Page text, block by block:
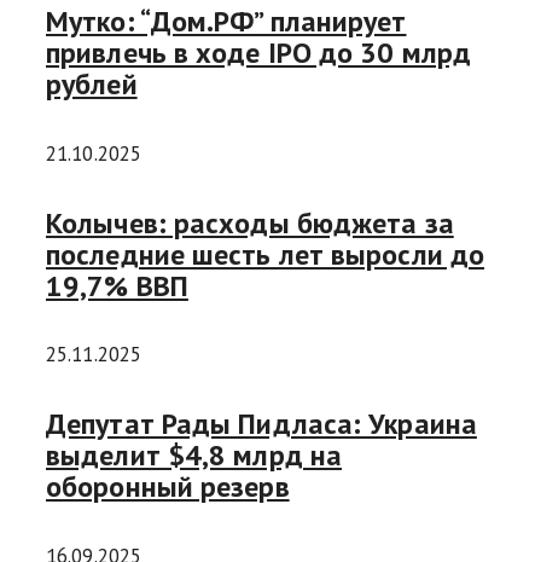
Мутко: “Дом.РФ” планирует
привлечь в ходе IPO до 30 млрд
рублей
21.10.2025
Колычев: расходы бюджета за
последние шесть лет выросли до
19,7% ВВП
25.11.2025
Депутат Рады Пидласа: Украина
выделит $4,8 млрд на
оборонный резерв
16.09.2025